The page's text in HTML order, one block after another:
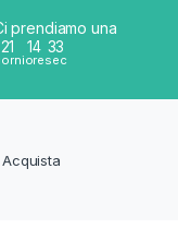
prendiamo una
21 14
ore
32
sec
Acquista